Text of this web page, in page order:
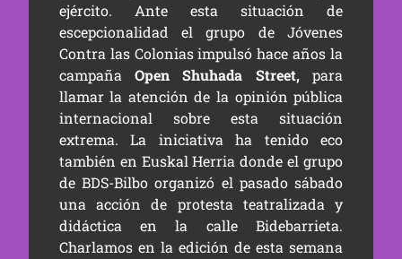
ejército. Ante esta situación de
escepcionalidad el grupo de Jóvenes
Contra las Colonias impulsó hace años la
campañaOpen Shuhada Street, para
llamar la atención de la opinión pública
internacional sobre esta situación
extrema. La iniciativa ha tenido eco
también en Euskal Herria donde el grupo
de BDS-Bilbo organizó el pasado sábado
una acción de protesta teatralizada y
didáctica en la calle Bidebarrieta.
Charlamos en la edición de esta semana